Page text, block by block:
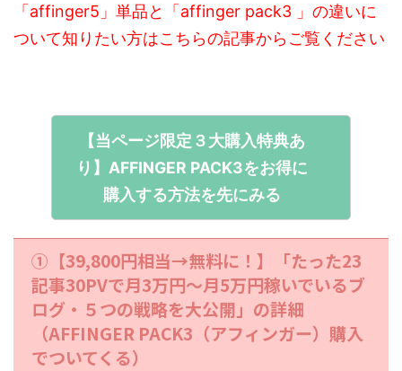
「affinger5」単品と「affinger pack3 」の違いに
ついて知りたい方はこちらの記事からご覧ください
【当ページ限定３大購入特典あ
り】AFFINGER PACK3をお得に
購入する方法を先にみる
①【39,800円相当→無料に！】「たった23
記事30PVで月3万円〜月5万円稼いでいるブ
ログ・５つの戦略を大公開」の詳細
（AFFINGER PACK3（アフィンガー）購入
でついてくる）